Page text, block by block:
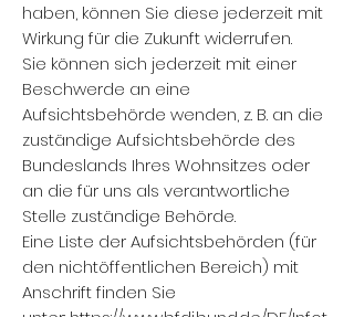
haben, können Sie diese jederzeit mit
Wirkung für die Zukunft widerrufen.
Sie können sich jederzeit mit einer
Beschwerde an eine
Aufsichtsbehörde wenden, z. B. an die
zuständige Aufsichtsbehörde des
Bundeslands Ihres Wohnsitzes oder
an die für uns als verantwortliche
Stelle zuständige Behörde.
Eine Liste der Aufsichtsbehörden (für
den nichtöffentlichen Bereich) mit
Anschrift finden Sie